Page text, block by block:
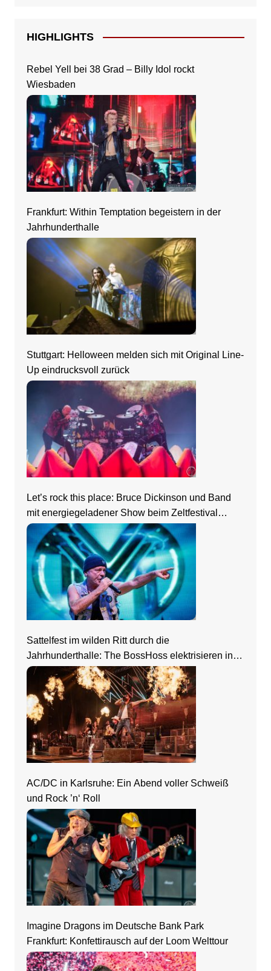
HIGHLIGHTS
Rebel Yell bei 38 Grad – Billy Idol rockt
Wiesbaden
Frankfurt: Within Temptation begeistern in der
Jahrhunderthalle
Stuttgart: Helloween melden sich mit Original Line-
Up eindrucksvoll zurück
Let’s rock this place: Bruce Dickinson und Band
mit energiegeladener Show beim Zeltfestival
Rhein-Neckar
Sattelfest im wilden Ritt durch die
Jahrhunderthalle: The BossHoss elektrisieren in
Frankfurt
AC/DC in Karlsruhe: Ein Abend voller Schweiß
und Rock ’n‘ Roll
Imagine Dragons im Deutsche Bank Park
Frankfurt: Konfettirausch auf der Loom Welttour